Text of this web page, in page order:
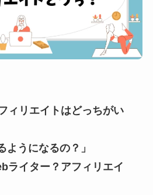
ィリエイトはどっちがい
ようになるの？」
ライター？アフィリエイ